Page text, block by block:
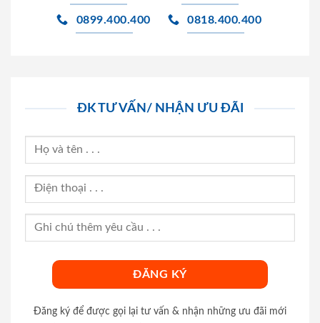
0899.400.400 0818.400.400
ĐK TƯ VẤN/ NHẬN ƯU ĐÃI
Đăng ký để được gọi lại tư vấn & nhận những ưu đãi mới